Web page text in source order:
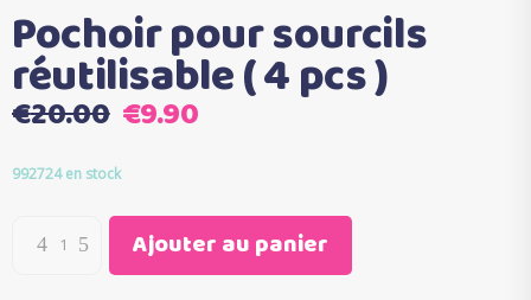
Pochoir pour sourcils
réutilisable ( 4 pcs )
€20.00 Le
initial
était :
€20.00.
€9.90Le
est :
€9.90.
992724 en stock
Ajouter au panier